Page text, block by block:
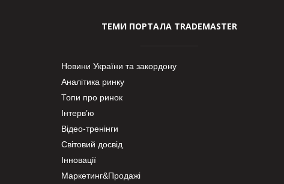
ТЕМИ ПОРТАЛА TRADEMASTER
Новини України та закордону
Аналітика ринку
Топи про ринок
Інтерв’ю
Відео-тренінги
Світовий досвід
Інновації
Маркетинг&Продажі